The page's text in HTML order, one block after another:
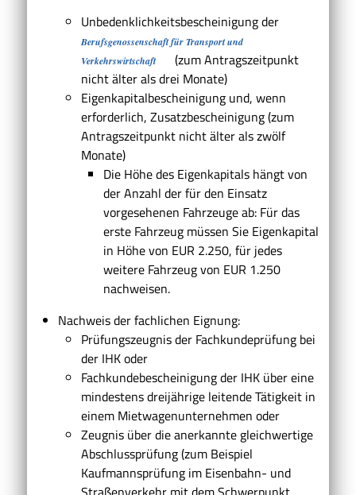
Unbedenklichkeitsbescheinigung der
Berufsgenossenschaft für Transport und
Verkehrswirtschaft
(zum Antragszeitpunkt
nicht älter als drei Monate)
Eigenkapitalbescheinigung und, wenn
erforderlich, Zusatzbescheinigung (zum
Antragszeitpunkt nicht älter als zwölf
Monate)
Die Höhe des Eigenkapitals hängt von
der Anzahl der für den Einsatz
vorgesehenen Fahrzeuge ab: Für das
erste Fahrzeug müssen Sie Eigenkapital
in Höhe von EUR 2.250, für jedes
weitere Fahrzeug von EUR 1.250
nachweisen.
Nachweis der fachlichen Eignung:
Prüfungszeugnis der Fachkundeprüfung bei
der IHK oder
Fachkundebescheinigung der IHK über eine
mindestens dreijährige leitende Tätigkeit in
einem Mietwagenunternehmen oder
Zeugnis über die anerkannte gleichwertige
Abschlussprüfung (zum Beispiel
Kaufmannsprüfung im Eisenbahn- und